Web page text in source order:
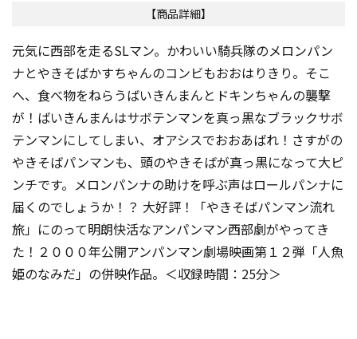
【商品詳細】
元気に西部を走るSLマン。かわいい騎兵隊のメロンパン
ナとやきそばかすちゃんのコンビもおおはりきり。そこ
へ、食べ物をねらうばいきんまんとドキンちゃんの襲撃
が！ばいきんまんはサボテンマンを真っ黒なブラックサボ
テンマンにしてしまい、オアシスでおおあばれ！さすがの
やきそばパンマンも、頭のやきそばが真っ黒になって大ピ
ンチです。メロンパンナの助けを呼ぶ声はロールパンナに
届くのでしょうか！？ 大好評！「やきそばパンマン流れ
旅」にのって明朗快活なアンパンマン西部劇がやってき
た！２０００年公開アンパンマン劇場映画第１２弾「人魚
姫のなみだ」の併映作品。＜収録時間：25分＞